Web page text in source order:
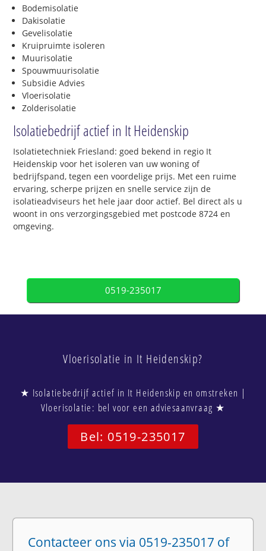
Bodemisolatie
Dakisolatie
Gevelisolatie
Kruipruimte isoleren
Muurisolatie
Spouwmuurisolatie
Subsidie Advies
Vloerisolatie
Zolderisolatie
Isolatiebedrijf actief in It Heidenskip
Isolatietechniek Friesland: goed bekend in regio It
Heidenskip voor het isoleren van uw woning of
bedrijfspand, tegen een voordelige prijs. Met een ruime
ervaring, scherpe prijzen en snelle service zijn de
isolatieadviseurs het hele jaar door actief. Bel direct als u
woont in ons verzorgingsgebied met postcode 8724 en
omgeving.
0519-235017
Vloerisolatie in It Heidenskip?
★ Isolatiebedrijf actief in It Heidenskip en omstreken |
Vloerisolatie: bel voor een adviesaanvraag ★
Bel: 0519-235017
Contacteer ons via 0519-235017 of